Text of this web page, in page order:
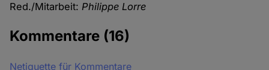
Red./Mitarbeit:Philippe Lorre
Kommentare (16)
Netiquette für Kommentare